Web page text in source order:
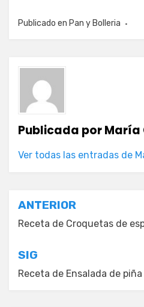
Publicado en Pan y Bolleria
Publicada porMaría
Ver todas las entradas de
Navegación
de
entradas
ANTERIOR
Receta de Croquetas de
SIG
Receta de Ensalada de